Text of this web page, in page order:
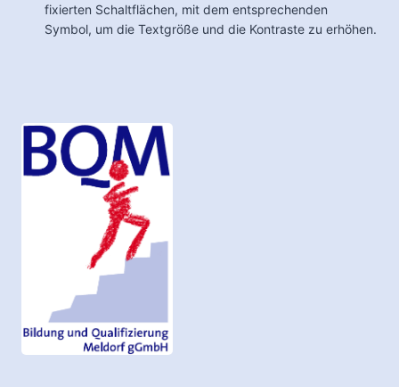
fixierten Schaltflächen, mit dem entsprechenden
Symbol, um die Textgröße und die Kontraste zu erhöhen.